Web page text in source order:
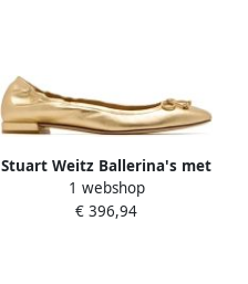
Stuart Weitz Ballerina's met
Strikdetail
1 webshop
€ 396,94